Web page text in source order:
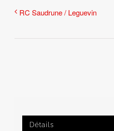
RC Saudrune / Leguevin
Détails